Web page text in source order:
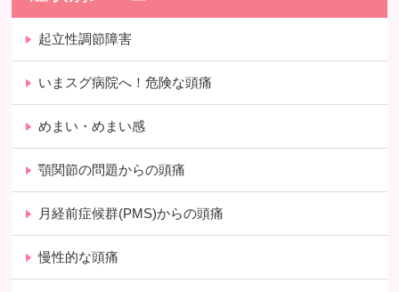
起立性調節障害
いまスグ病院へ！危険な頭痛
めまい・めまい感
顎関節の問題からの頭痛
月経前症候群(PMS)からの頭痛
慢性的な頭痛